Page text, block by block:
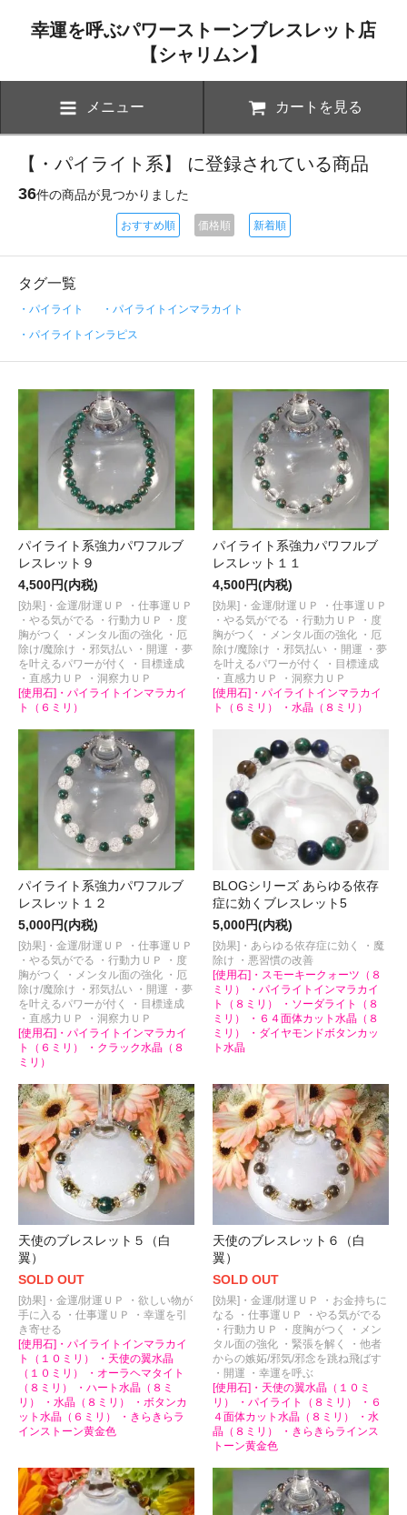
幸運を呼ぶパワーストーンブレスレット店
【シャリムン】
メニュー カートを見る
【・パイライト系】 に登録されている商品
36件の商品が見つかりました
おすすめ順 価格順 新着順
タグ一覧
・パイライト
・パイライトインマラカイト
・パイライトインラピス
パイライト系強力パワフルブ
レスレット９
4,500円(内税)
[効果]・金運/財運ＵＰ ・仕事運ＵＰ
・やる気がでる ・行動力ＵＰ ・度
胸がつく ・メンタル面の強化 ・厄
除け/魔除け ・邪気払い ・開運 ・夢
を叶えるパワーが付く ・目標達成
・直感力ＵＰ ・洞察力ＵＰ
[使用石]・パイライトインマラカイ
ト（６ミリ）
パイライト系強力パワフルブ
レスレット１１
4,500円(内税)
[効果]・金運/財運ＵＰ ・仕事運ＵＰ
・やる気がでる ・行動力ＵＰ ・度
胸がつく ・メンタル面の強化 ・厄
除け/魔除け ・邪気払い ・開運 ・夢
を叶えるパワーが付く ・目標達成
・直感力ＵＰ ・洞察力ＵＰ
[使用石]・パイライトインマラカイ
ト（６ミリ） ・水晶（８ミリ）
パイライト系強力パワフルブ
レスレット１２
5,000円(内税)
[効果]・金運/財運ＵＰ ・仕事運ＵＰ
・やる気がでる ・行動力ＵＰ ・度
胸がつく ・メンタル面の強化 ・厄
除け/魔除け ・邪気払い ・開運 ・夢
を叶えるパワーが付く ・目標達成
・直感力ＵＰ ・洞察力ＵＰ
[使用石]・パイライトインマラカイ
ト（６ミリ） ・クラック水晶（８
ミリ）
BLOGシリーズ あらゆる依存
症に効くブレスレット5
5,000円(内税)
[効果]・あらゆる依存症に効く ・魔
除け ・悪習慣の改善
[使用石]・スモーキークォーツ（８
ミリ） ・パイライトインマラカイ
ト（８ミリ） ・ソーダライト（８
ミリ） ・６４面体カット水晶（８
ミリ） ・ダイヤモンドボタンカッ
ト水晶
天使のブレスレット５（白
翼）
SOLD OUT
[効果]・金運/財運ＵＰ ・欲しい物が
手に入る ・仕事運ＵＰ ・幸運を引
き寄せる
[使用石]・パイライトインマラカイ
ト（１０ミリ） ・天使の翼水晶
（１０ミリ） ・オーラヘマタイト
（８ミリ） ・ハート水晶（８ミ
リ） ・水晶（８ミリ） ・ボタンカ
ット水晶（６ミリ） ・きらきらラ
インストーン黄金色
天使のブレスレット６（白
翼）
SOLD OUT
[効果]・金運/財運ＵＰ ・お金持ちに
なる ・仕事運ＵＰ ・やる気がでる
・行動力ＵＰ ・度胸がつく ・メン
タル面の強化 ・緊張を解く ・他者
からの嫉妬/邪気/邪念を跳ね飛ばす
・開運 ・幸運を呼ぶ
[使用石]・天使の翼水晶（１０ミ
リ） ・パイライト（８ミリ） ・６
４面体カット水晶（８ミリ） ・水
晶（８ミリ） ・きらきらラインス
トーン黄金色